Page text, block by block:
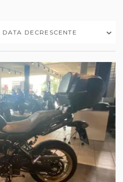
DATA DECRESCENTE